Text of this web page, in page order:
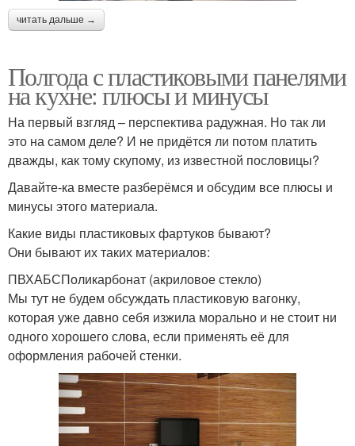
читать дальше →
Полгода с пластиковыми панелями
на кухне: плюсы и минусы
На первый взгляд – перспектива радужная. Но так ли
это на самом деле? И не придётся ли потом платить
дважды, как тому скупому, из известной пословицы?
Давайте-ка вместе разберёмся и обсудим все плюсы и
минусы этого материала.
Какие виды пластиковых фартуков бывают?
Они бывают их таких материалов:
ПВХАБСПоликарбонат (акриловое стекло)
Мы тут не будем обсуждать пластиковую вагонку,
которая уже давно себя изжила морально и не стоит ни
одного хорошего слова, если применять её для
оформления рабочей стенки.